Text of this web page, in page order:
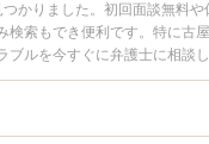
かりました。初回面談無料
索もでき便利です。特に
ルを今すぐに弁護士に相
たい』などでお困りの相談